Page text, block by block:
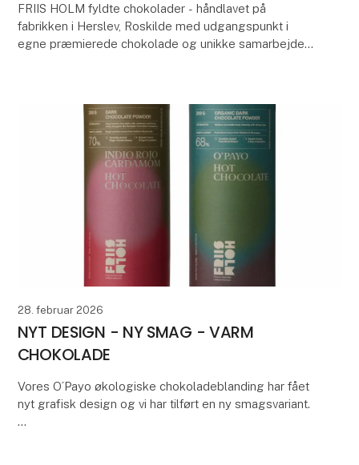
FRIIS HOLM fyldte chokolader - håndlavet på
fabrikken i Herslev, Roskilde med udgangspunkt i
egne præmierede chokolade og unikke samarbejder
28. februar 2026
NYT DESIGN - NY SMAG - VARM
CHOKOLADE
Vores O´Payo økologiske chokoladeblanding har fået
nyt grafisk design og vi har tilført en ny smagsvariant.